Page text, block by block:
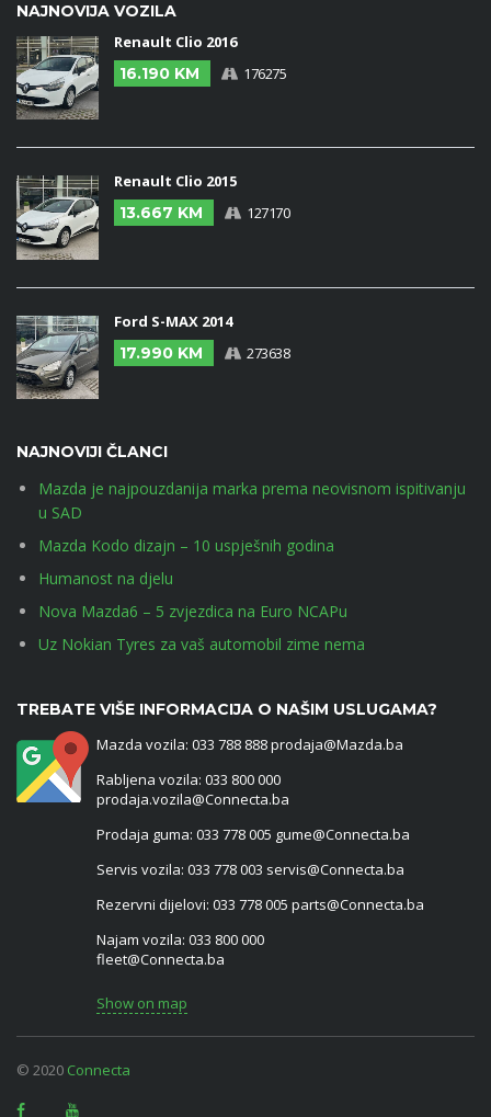
NAJNOVIJA VOZILA
Renault Clio 2016
16.190 KM
176275
Renault Clio 2015
13.667 KM
127170
Ford S-MAX 2014
17.990 KM
273638
NAJNOVIJI ČLANCI
Mazda je najpouzdanija marka prema neovisnom ispitivanju
u SAD
Mazda Kodo dizajn – 10 uspješnih godina
Humanost na djelu
Nova Mazda6 – 5 zvjezdica na Euro NCAPu
Uz Nokian Tyres za vaš automobil zime nema
TREBATE VIŠE INFORMACIJA O NAŠIM USLUGAMA?
Mazda vozila: 033 788 888 prodaja@Mazda.ba
Rabljena vozila: 033 800 000
prodaja.vozila@Connecta.ba
Prodaja guma: 033 778 005 gume@Connecta.ba
Servis vozila: 033 778 003 servis@Connecta.ba
Rezervni dijelovi: 033 778 005 parts@Connecta.ba
Najam vozila: 033 800 000
fleet@Connecta.ba
Show on map
© 2020 Connecta